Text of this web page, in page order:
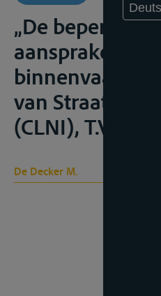
„De beperking
binnenvaart.
van Straatsburg
(CLNI), T.V.R.,
De Decker M.